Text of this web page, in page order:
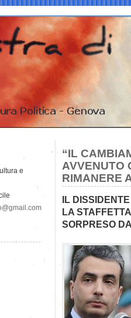
“IL
AVVENUTO
RIMANERE
IL
LA
SORPRESO
e